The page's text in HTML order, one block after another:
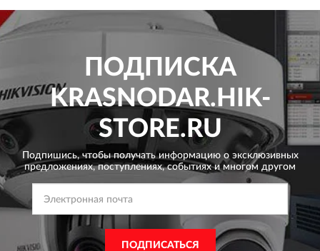
ПОДПИСКА
KRASNODAR.HIK-
STORE.RU
Подпишись, чтобы получать информацию о эксклюзивных
предложениях,поступлениях, событиях и многом другом
ПОДПИСАТЬСЯ